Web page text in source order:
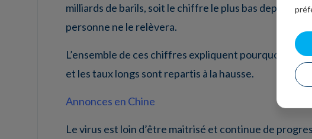
milliards de barils, soit le chiffre le plus bas depuis
personne ne le relèvera.
L’ensemble de ces chiffres expliquent pourquoi la
et les taux longs sont repartis à la hausse.
Annonces en Chine
Le virus est loin d’être maitrisé et continue de